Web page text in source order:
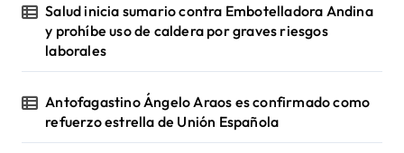
Salud inicia sumario contra Embotelladora Andina
y prohíbe uso de caldera por graves riesgos
laborales
Antofagastino Ángelo Araos es confirmado como
refuerzo estrella de Unión Española